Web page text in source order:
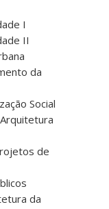
I
II
da
Social
de
da